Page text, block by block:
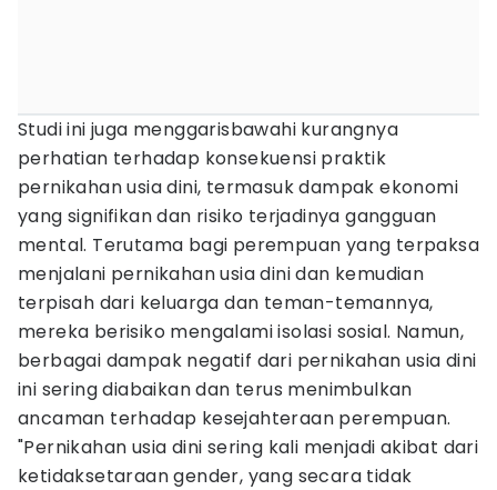
Studi ini juga menggarisbawahi kurangnya
perhatian terhadap konsekuensi praktik
pernikahan usia dini, termasuk dampak ekonomi
yang signifikan dan risiko terjadinya gangguan
mental. Terutama bagi perempuan yang terpaksa
menjalani pernikahan usia dini dan kemudian
terpisah dari keluarga dan teman-temannya,
mereka berisiko mengalami isolasi sosial. Namun,
berbagai dampak negatif dari pernikahan usia dini
ini sering diabaikan dan terus menimbulkan
ancaman terhadap kesejahteraan perempuan.
"Pernikahan usia dini sering kali menjadi akibat dari
ketidaksetaraan gender, yang secara tidak